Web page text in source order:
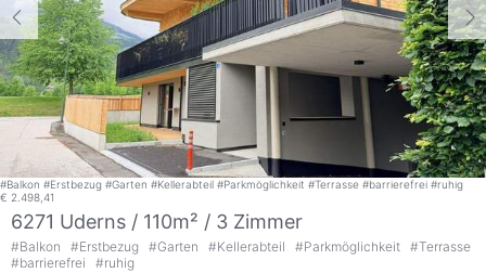
#Balkon #Erstbezug #Garten #Kellerabteil #Parkmöglichkeit #Terrasse #barrierefrei #ruhig
€ 2.498,41
6271 Uderns / 110m² / 3 Zimmer
#Balkon #Erstbezug #Garten #Kellerabteil #Parkmöglichkeit #Terrasse
#barrierefrei #ruhig